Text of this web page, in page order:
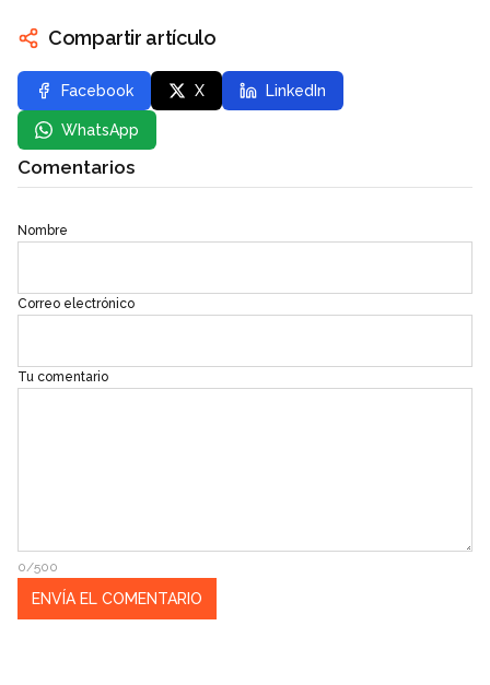
Compartir artículo
Facebook X LinkedIn
WhatsApp
Comentarios
Nombre
Correo electrónico
Tu comentario
0/500